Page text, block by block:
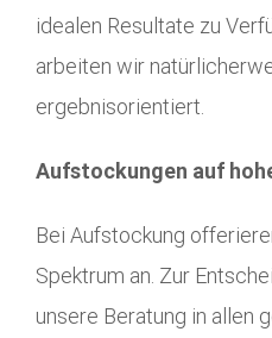
idealen Resultate zu
arbeiten wir
ergebnisorientiert.
Aufstockungen auf
Bei Aufstockung
Spektrum an. Zur
unsere Beratung in allen